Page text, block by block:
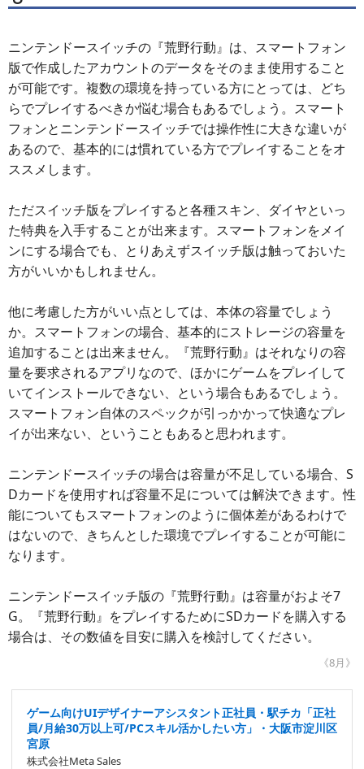
ニンテンドースイッチの『荒野行動』は、スマートフォン
版で作成したアカウントのデータをそのまま使用すること
が可能です。複数の環境を持っている方にとっては、どち
らでプレイするべきか悩む場合もあるでしょう。スマート
フォンとニンテンドースイッチでは操作性に大きな違いが
あるので、基本的には慣れている方でプレイすることをオ
ススメします。
ただスイッチ版をプレイすると各種スキン、ダイヤといっ
た特典を入手することが出来ます。スマートフォンをメイ
ンにする場合でも、とりあえずスイッチ版は触っておいた
方がいいかもしれません。
他に考慮した方がいい点としては、本体の容量でしょう
か。スマートフォンの場合、基本的にストレージの容量を
追加することは出来ません。『荒野行動』はそれなりの容
量を要求されるアプリなので、ほかにゲームをプレイして
いてインストールできない、という場合もあるでしょう。
スマートフォン自体のスペックが引っかかって快適なプレ
イが出来ない、ということもあると思われます。
ニンテンドースイッチの場合は容量が不足している場合、S
Dカードを使用すれば容量不足については解決できます。性
能についてもスマートフォンのように個体差があるわけで
はないので、きちんとした環境でプレイすることが可能に
なります。
ニンテンドースイッチ版の『荒野行動』は容量がおよそ7
G。『荒野行動』をプレイするためにSDカードを購入する
場合は、その数値を目安に購入を検討してください。
《8月》
ゲーム向けUIデザイナーアシスタント正社員・駅チカ「正社
員/月給30万以上可/PCスキル活かしたい方」・大阪市淀川区
宮原
株式会社Meta Sales